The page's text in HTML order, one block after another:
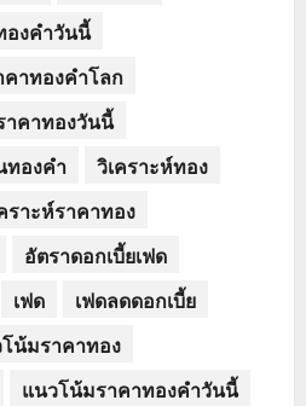
องคำวันนี้
คาทองคำโลก
าคาทองวันนี้
ทองคำ
วิเคราะห์ทอง
ราะห์ราคาทอง
อัตราดอกเบี้ยเฟด
เฟด
เฟดลดดอกเบี้ย
น้มราคาทอง
แนวโน้มราคาทองคำวันนี้